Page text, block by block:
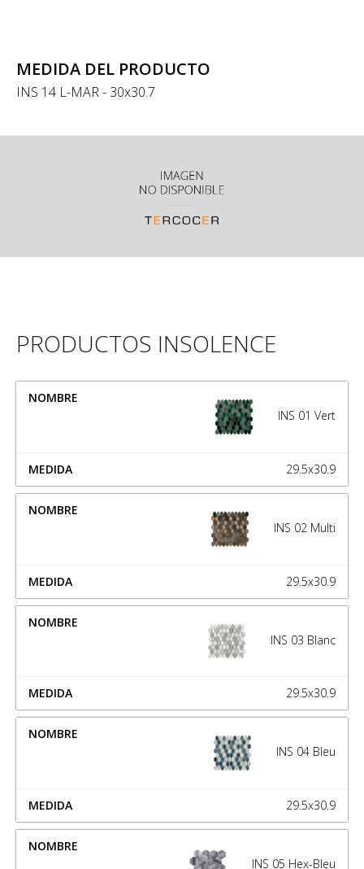
MEDIDA DEL PRODUCTO
INS 14 L-MAR - 30x30.7
PRODUCTOS INSOLENCE
NOMBRE
INS 01 Vert
29.5x30.9
INS 02 Multi
29.5x30.9
INS 03 Blanc
29.5x30.9
INS 04 Bleu
29.5x30.9
INS 05 Hex-Bleu